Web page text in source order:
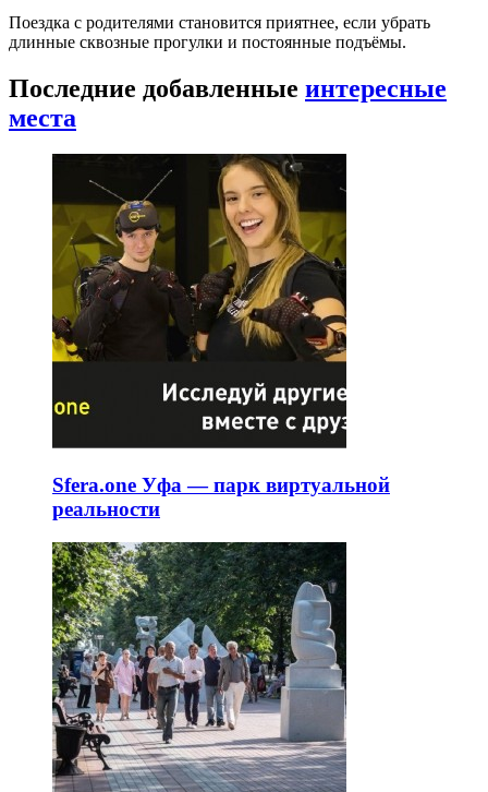
Поездка с родителями становится приятнее, если убрать
длинные сквозные прогулки и постоянные подъёмы.
Последние добавленные интересные
места
Sfera.one Уфа — парк виртуальной
реальности